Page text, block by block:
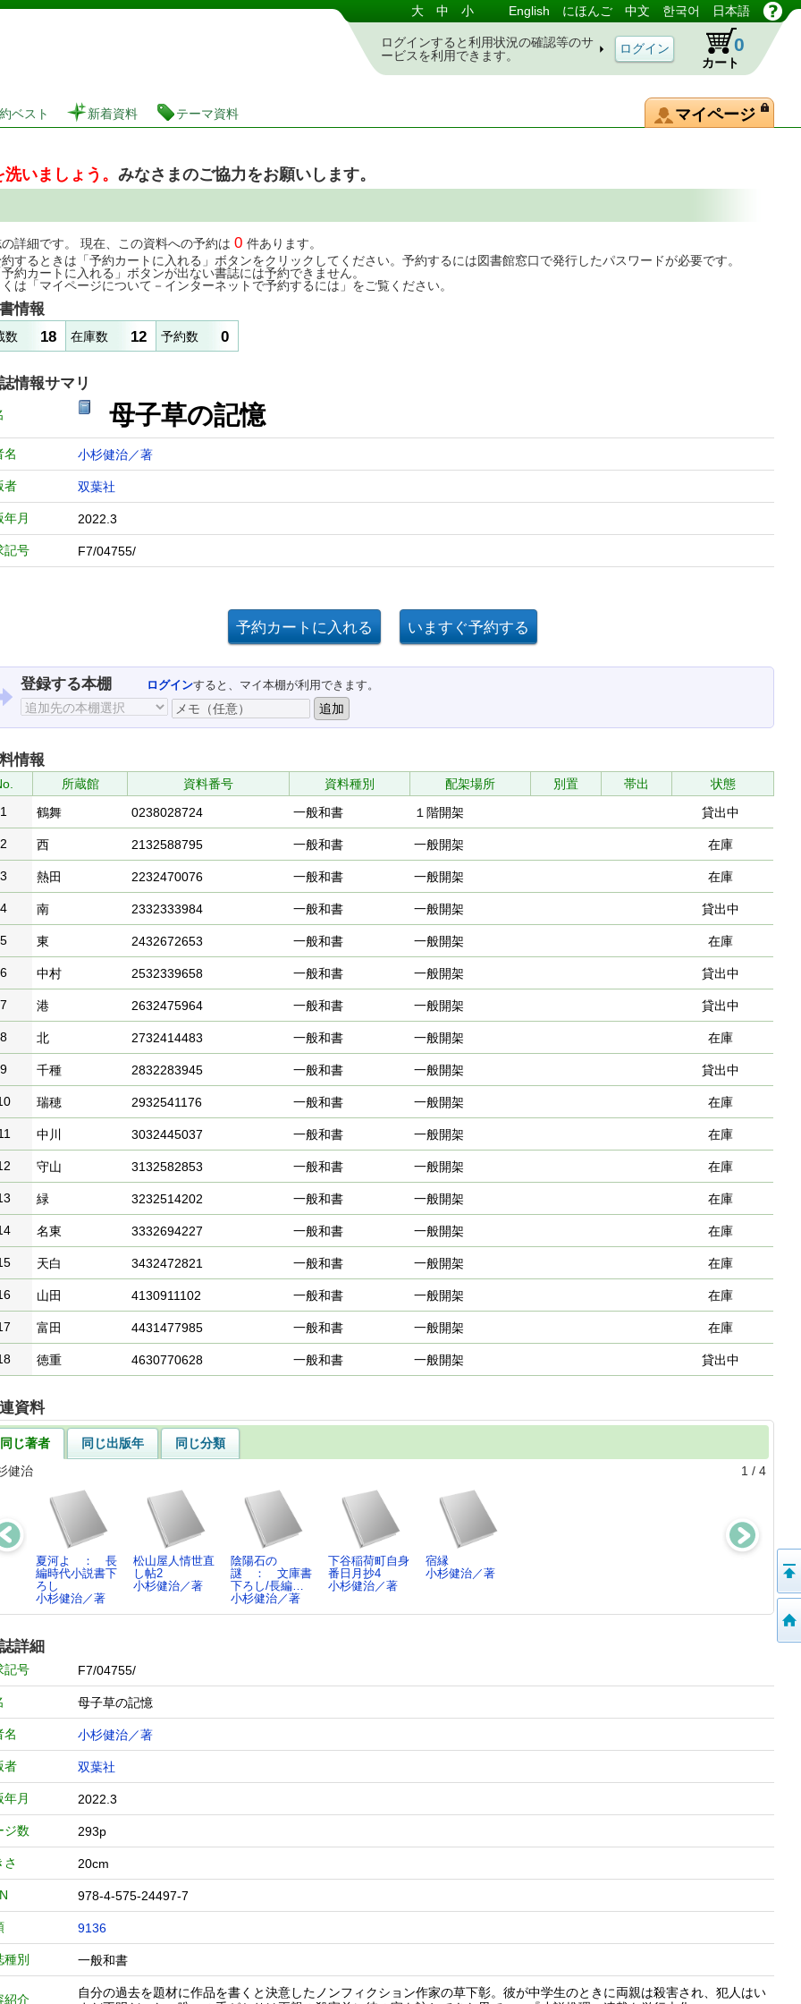
図書館 蔵書検索・予約システム 大 中 小 English にほんご 中文 한국어 日本語
ログインすると利用状況の確認等のサ
ービスを利用できます。
カート
0
ベスト 新着資料 テーマ資料 マイページ
いましょう。 みなさまのご協力をお願いします。
詳細です。 現在、この資料への予約は 0 件あります。
するときは「予約カートに入れる」ボタンをクリックしてください。予約するには図書館窓口で発行したパスワードが必要です。
約カートに入れる」ボタンが出ない書誌には予約できません。
は「マイページについて－インターネットで予約するには」をご覧ください。
情報
数 18 在庫数 12 予約数 0
情報サマリ
母子草の記憶
名 小杉健治／著
者 双葉社
年月 2022.3
記号 F7/04755/
登録する本棚 ログインすると、マイ本棚が利用できます。
情報
所蔵館 資料番号 資料種別 配架場所 別置 帯出
状態
1
鶴舞 0238028724 一般和書 １階開架 貸出中
2 西 2132588795 一般和書 一般開架 在庫
3 熱田 2232470076 一般和書 一般開架 在庫
4 南 2332333984 一般和書 一般開架 貸出中
5 東 2432672653 一般和書 一般開架 在庫
6 中村 2532339658 一般和書 一般開架 貸出中
7 港 2632475964 一般和書 一般開架 貸出中
8 北 2732414483 一般和書 一般開架 在庫
9 千種 2832283945 一般和書 一般開架 貸出中
瑞穂 2932541176 一般和書 一般開架 在庫
中川 3032445037 一般和書 一般開架 在庫
守山 3132582853 一般和書 一般開架 在庫
緑 3232514202 一般和書 一般開架 在庫
名東 3332694227 一般和書 一般開架 在庫
天白 3432472821 一般和書 一般開架 在庫
山田 4130911102 一般和書 一般開架 在庫
富田 4431477985 一般和書 一般開架 在庫
徳重 4630770628 一般和書 一般開架 貸出中
資料
同じ著者 同じ出版年
同じ分類
健治
1 / 4
夏河よ ： 長
編時代小説書下
ろし
小杉健治／著
松山屋人情世直
し帖2
小杉健治／著
陰陽石の
謎 ： 文庫書
下ろし/長編…
小杉健治／著
下谷稲荷町自身
番日月抄4
小杉健治／著
宿縁
小杉健治／著
獣 ： 文庫書
小杉健治／著
詳細
記号 F7/04755/
母子草の記憶
名 小杉健治／著
者 双葉社
年月 2022.3
ジ数 293p
さ 20cm
978-4-575-24497-7
9136
種別 一般和書
紹介
自分の過去を題材に作品を書くと決意したノンフィクション作家の草下彰。彼が中学生のときに両親は殺害され、犯人はい